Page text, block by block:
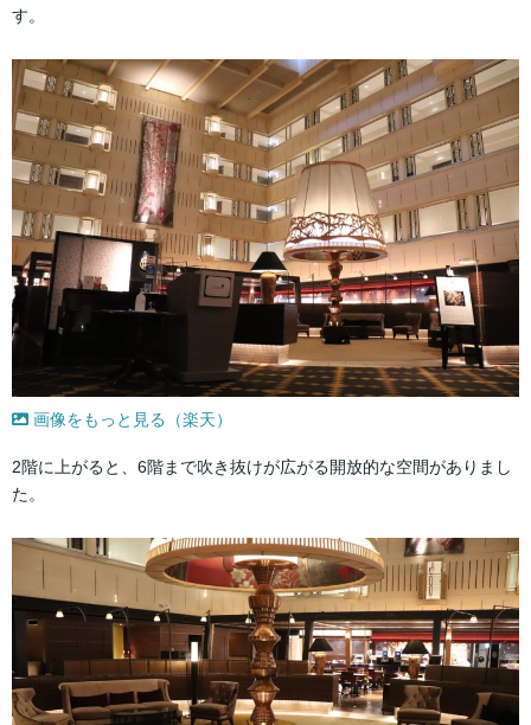
す。
画像をもっと見る（楽天）
2階に上がると、6階まで吹き抜けが広がる開放的な空間がありまし
た。